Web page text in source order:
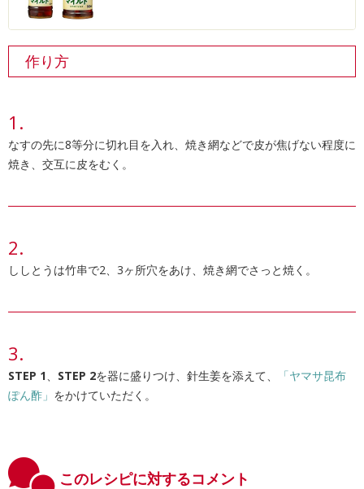
作り方
なすの先に8等分に切れ目を入れ、焼き網などで皮が焦げない程度に
焼き、交互に皮をむく。
ししとうは竹串で2、3ヶ所穴をあけ、焼き網でさっと焼く。
STEP 1、 STEP 2を器に盛りつけ、針生姜を添えて、
「ヤマサ昆布
ぽん酢」 をかけていただく。
このレシピに対するコメント